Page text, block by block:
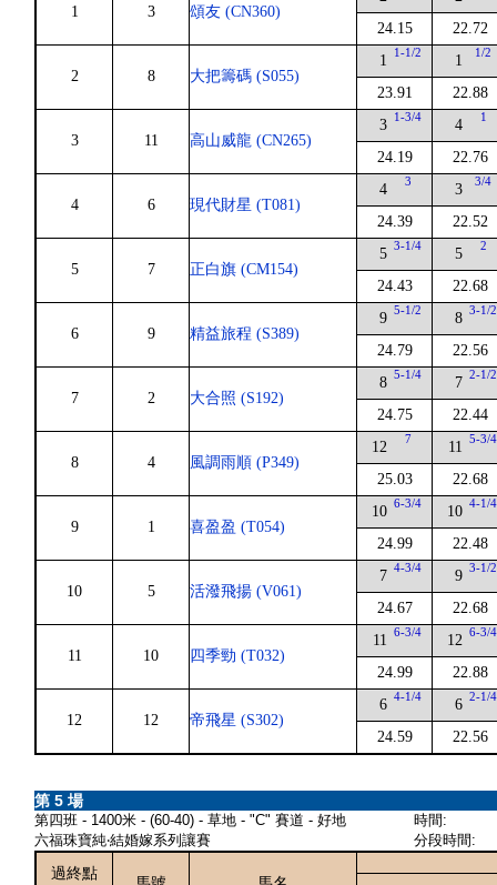
1 3 頌友 (CN360)
24.15 22.72
2 8 大把籌碼 (S055)
1 1-1/2
23.91
1 1/2
22.88
3 11 高山威龍 (CN265)
3 1-3/4
24.19
4 1
22.76
4 6 現代財星 (T081)
4 3
24.39
3 3/4
22.52
5 7 正白旗 (CM154)
5 3-1/4
24.43
5 2
22.68
6 9 精益旅程 (S389)
9 5-1/2
24.79
8 3-1/2
22.56
7 2 大合照 (S192)
8 5-1/4
24.75
7 2-1/2
22.44
8 4 風調雨順 (P349)
12 7
25.03
11 5-3/4
22.68
9 1 喜盈盈 (T054)
10 6-3/4
24.99
10 4-1/4
22.48
10 5 活潑飛揚 (V061)
7 4-3/4
24.67
9 3-1/2
22.68
11 10 四季勁 (T032)
11 6-3/4
24.99
12 6-3/4
22.88
12 12 帝飛星 (S302)
6 4-1/4
24.59
6 2-1/4
22.56
第 5 場
第四班 - 1400米 - (60-40) - 草地 - "C" 賽道 - 好地
六福珠寶純‧結婚嫁系列讓賽
時間:
分段時間:
過終點